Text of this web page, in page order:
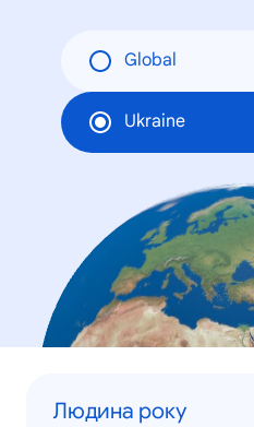
Global
Ukraine
Людина року